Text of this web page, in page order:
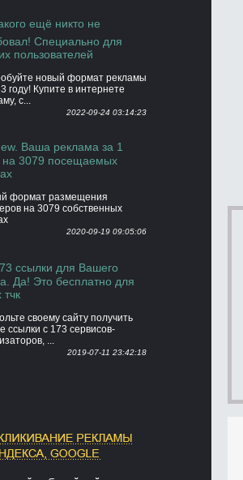
ещё никто не
Специально для
пользователей
новый формат рекламы
году! Купите в интернете
с...
2022-09-24 03:14:23
Ваша реклама за 1
на 3079 посещаемых
формат размещения
на 3079 собственных
2020-09-19 09:05:06
ссылки для Вашего
Да! Это бесплатно для
тчк
своему сайту получить
ссылки с 173 сервисов-
...
2019-07-11 23:42:18